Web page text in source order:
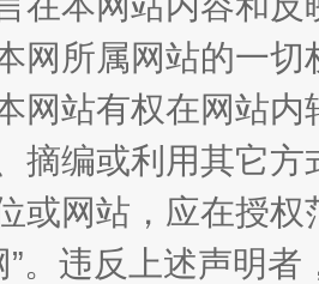
好声名
网所属网站的一
网站有权在网站
摘编或利用其它
或网站，应在授
”。违反上述声明